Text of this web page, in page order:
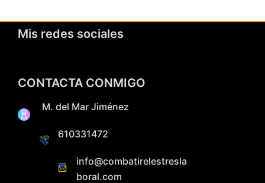
Mis redes sociales
CONTACTA CONMIGO
M. del Mar Jiménez
610331472
info@combatirelestresla
boral.com